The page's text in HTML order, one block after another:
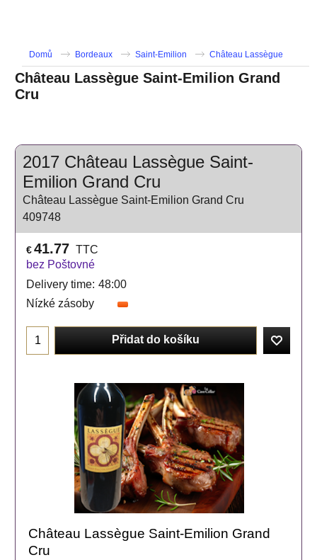
Domů Bordeaux Saint-Emilion Château Lassègue
Château Lassègue Saint-Emilion Grand
Cru
2017 Château Lassègue Saint-
Emilion Grand Cru
Château Lassègue Saint-Emilion Grand Cru
409748
€41.77 TTC
bez Poštovné
Delivery time: 48:00
Nízké zásoby
Přidat do košíku
Château Lassègue Saint-Emilion Grand
Cru